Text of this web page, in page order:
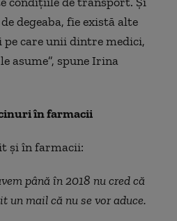
degeaba, fie există alte
care unii dintre medici,
asume”, spune Irina
în farmacii
şi în farmacii:
până în 2018 nu cred că
un mail că nu se vor aduce.